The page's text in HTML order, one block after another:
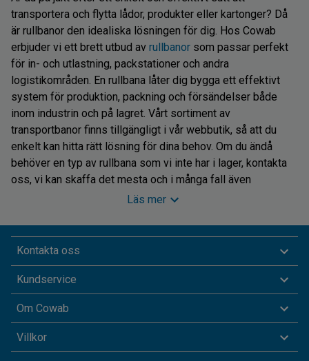
transportera och flytta lådor, produkter eller kartonger? Då
är rullbanor den idealiska lösningen för dig. Hos Cowab
erbjuder vi ett brett utbud av rullbanor som passar perfekt
för in- och utlastning, packstationer och andra
logistikområden. En rullbana låter dig bygga ett effektivt
system för produktion, packning och försändelser både
inom industrin och på lagret. Vårt sortiment av
transportbanor finns tillgängligt i vår webbutik, så att du
enkelt kan hitta rätt lösning för dina behov. Om du ändå
behöver en typ av rullbana som vi inte har i lager, kontakta
oss, vi kan skaffa det mesta och i många fall även
skräddarsy rullbanan för just din arbetsplats.
Vi erbjuder både rullbanor med stålrullar och transportband
med nylonrullar. Våra stålrullar är av hög kvalitet och
och god hållbarhet. Stålrullarna lämpar sig särskilt bra för
transport av tung last. Om du däremot har lättare varor kan
vi även erbjuda PVC-rullar som är både slitstarka och
Läs mer
Kontakta oss
Kundservice
Om Cowab
Villkor